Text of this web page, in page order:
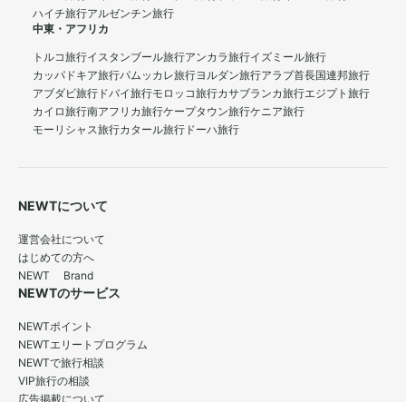
ハイチ旅行アルゼンチン旅行
中東・アフリカ
トルコ旅行イスタンブール旅行アンカラ旅行イズミール旅行
カッパドキア旅行パムッカレ旅行ヨルダン旅行アラブ首長国連邦旅行
アブダビ旅行 ドバイ旅行モロッコ旅行カサブランカ旅行エジプト旅行
カイロ旅行南アフリカ旅行ケープタウン旅行ケニア旅行
モーリシャス旅行カタール旅行 ドーハ旅行
NEWTについて
運営会社について
はじめての方へ
NEWT Brand
NEWTのサービス
NEWTポイント
NEWTエリートプログラム
NEWTで旅行相談
VIP旅行の相談